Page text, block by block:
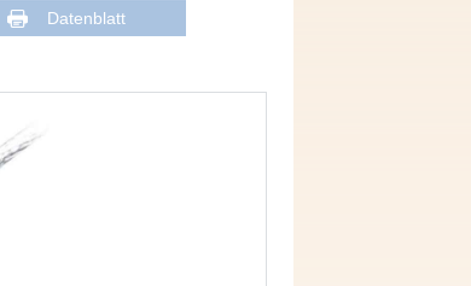
Datenblatt